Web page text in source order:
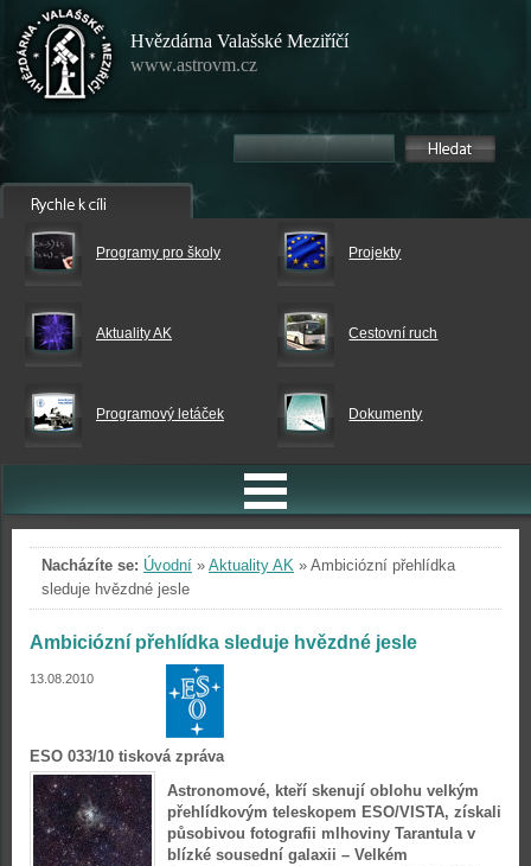
Hvězdárna Valašské Meziříčí
www.astrovm.cz
Programy pro školy Projekty
Aktuality AK Cestovní ruch
Programový letáček Dokumenty
Nacházíte se: Úvodní » Aktuality AK » Ambiciózní přehlídka
sleduje hvězdné jesle
Ambiciózní přehlídka sleduje hvězdné jesle
13.08.2010
ESO 033/10 tisková zpráva
Astronomové, kteří skenují oblohu velkým
přehlídkovým teleskopem ESO/VISTA, získali
působivou fotografii mlhoviny Tarantula v
blízké sousední galaxii – Velkém